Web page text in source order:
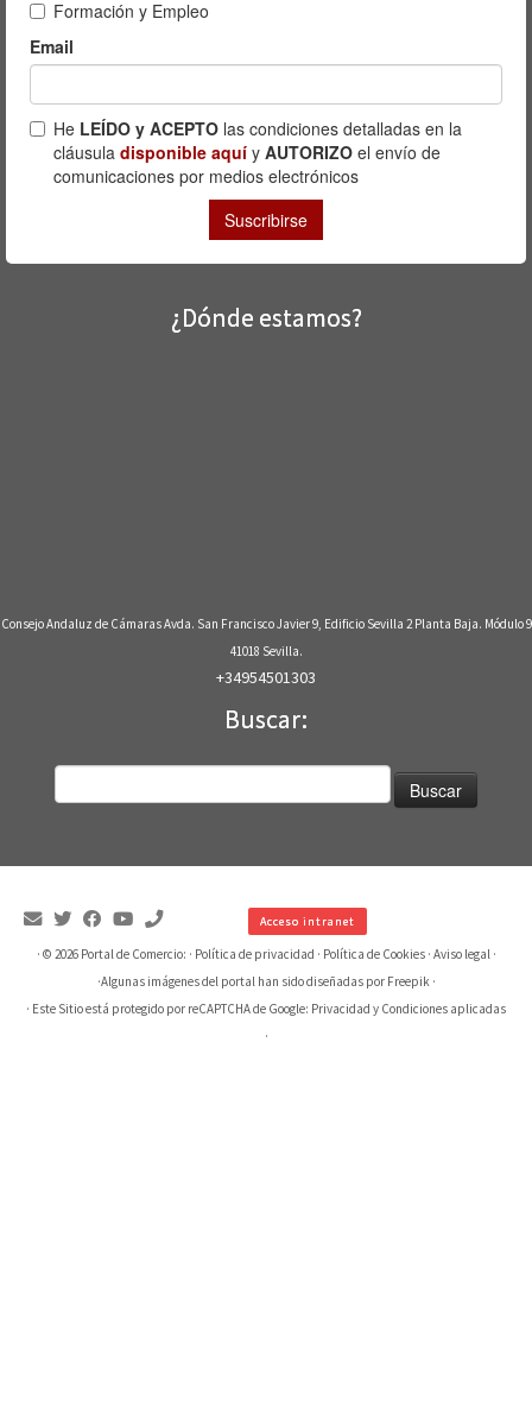
¿Dónde estamos?
Consejo Andaluz de Cámaras Avda. San Francisco Javier 9, Edificio Sevilla 2 Planta Baja. Módulo 9
41018 Sevilla.
+34954501303
Buscar:
Acceso intranet
· © 2026 Portal de Comercio: · Política de privacidad · Política de Cookies· Aviso legal·
·Algunas imágenes del portal han sido diseñadas por Freepik·
· Este Sitio está protegido por reCAPTCHA de Google: Privacidad y Condiciones aplicadas
·